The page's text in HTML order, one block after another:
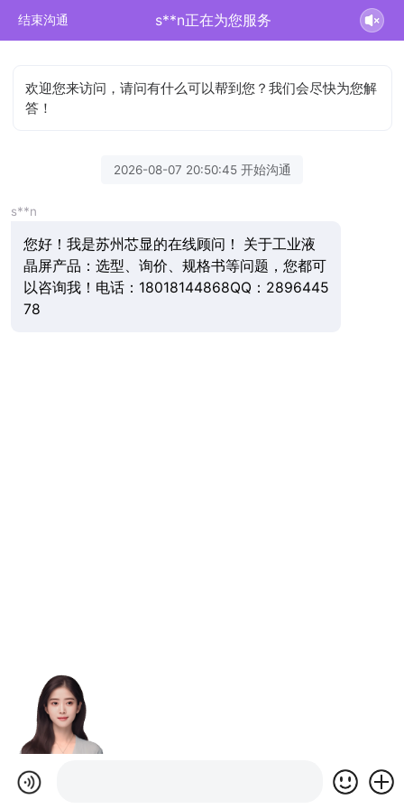
结束沟通 s**n正在为您服务
欢迎您来访问，请问有什么可以帮到您？我们会尽快为您解
答！
2026-08-07 20:50:45 开始沟通
s**n
您好！我是苏州芯显的在线顾问！ 关于工业液
晶屏产品：选型、询价、规格书等问题，您都可
以咨询我！电话：18018144868QQ：2896445
78